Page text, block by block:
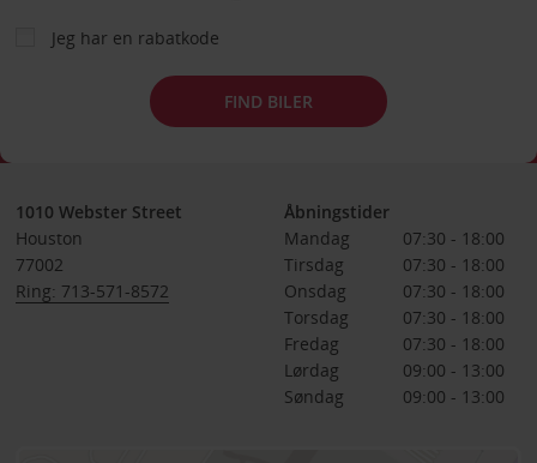
Jeg har en rabatkode
FIND BILER
1010 Webster Street
Houston
77002
Ring: 713-571-8572
Åbningstider
Mandag
07:30 - 18:00
Tirsdag
07:30 - 18:00
Onsdag
07:30 - 18:00
Torsdag
07:30 - 18:00
Fredag
07:30 - 18:00
Lørdag
09:00 - 13:00
Søndag
09:00 - 13:00